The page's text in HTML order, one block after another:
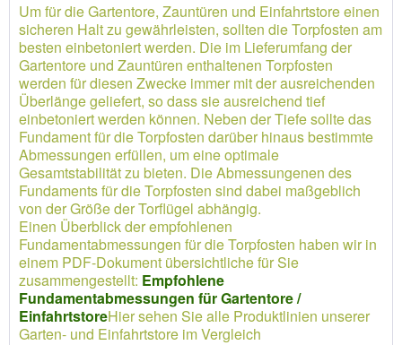
Um für die Gartentore, Zauntüren und Einfahrtstore einen
sicheren Halt zu gewährleisten, sollten die Torpfosten am
besten einbetoniert werden. Die im Lieferumfang der
Gartentore und Zauntüren enthaltenen Torpfosten
werden für diesen Zwecke immer mit der ausreichenden
Überlänge geliefert, so dass sie ausreichend tief
einbetoniert werden können. Neben der Tiefe sollte das
Fundament für die Torpfosten darüber hinaus bestimmte
Abmessungen erfüllen, um eine optimale
Gesamtstabilität zu bieten. Die Abmessungenen des
Fundaments für die Torpfosten sind dabei maßgeblich
von der Größe der Torflügel abhängig.
Einen Überblick der empfohlenen
Fundamentabmessungen für die Torpfosten haben wir in
einem PDF-Dokument übersichtliche für Sie
zusammengestellt: Empfohlene
Fundamentabmessungen für Gartentore /
EinfahrtstoreHier sehen Sie alle Produktlinien unserer
Garten- und Einfahrtstore im Vergleich